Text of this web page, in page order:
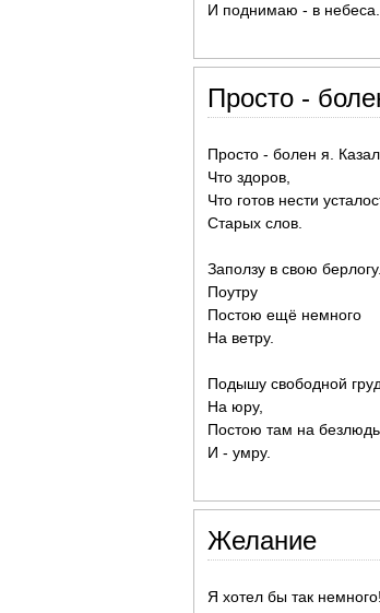
И поднимаю - в небеса.
Просто -
Просто - болен я.
Что здоров,
Что готов нести
Старых слов.
Заползу в свою берлогу.
Поутру
Постою ещё немного
На ветру.
Подышу свободной
На юру,
Постою там на
И - умру.
Желание
Я хотел бы так немного!